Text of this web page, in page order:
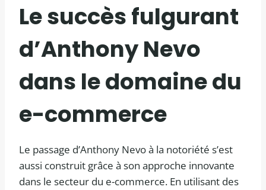
Le succès fulgurant
d’Anthony Nevo
dans le domaine du
e-commerce
Le passage d’Anthony Nevo à la notoriété s’est
aussi construit grâce à son approche innovante
dans le secteur du e-commerce. En utilisant des